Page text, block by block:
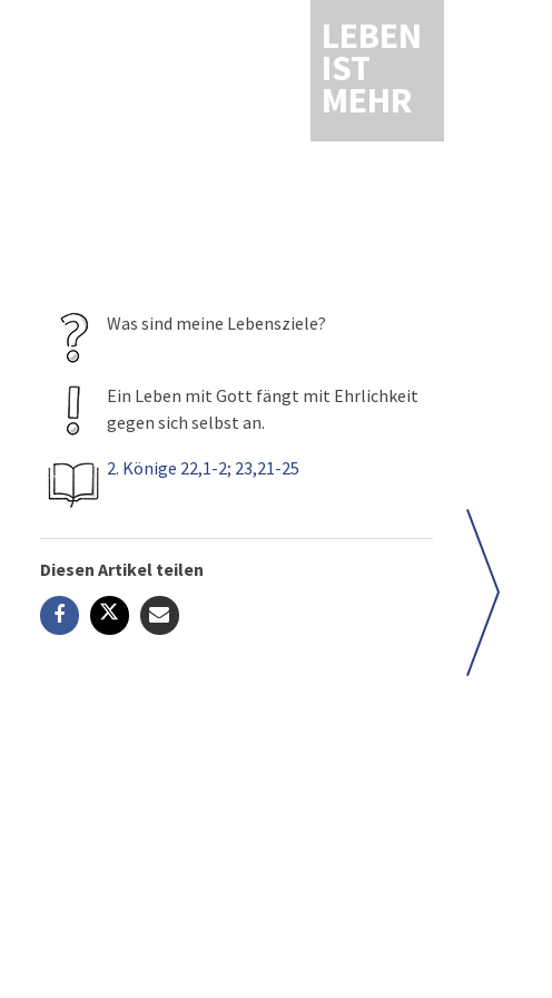
LEBEN
IST
MEHR
Was sind meine Lebensziele?
Ein Leben mit Gott fängt mit Ehrlichkeit
gegen sich selbst an.
2. Könige 22,1-2; 23,21-25
Diesen Artikel teilen